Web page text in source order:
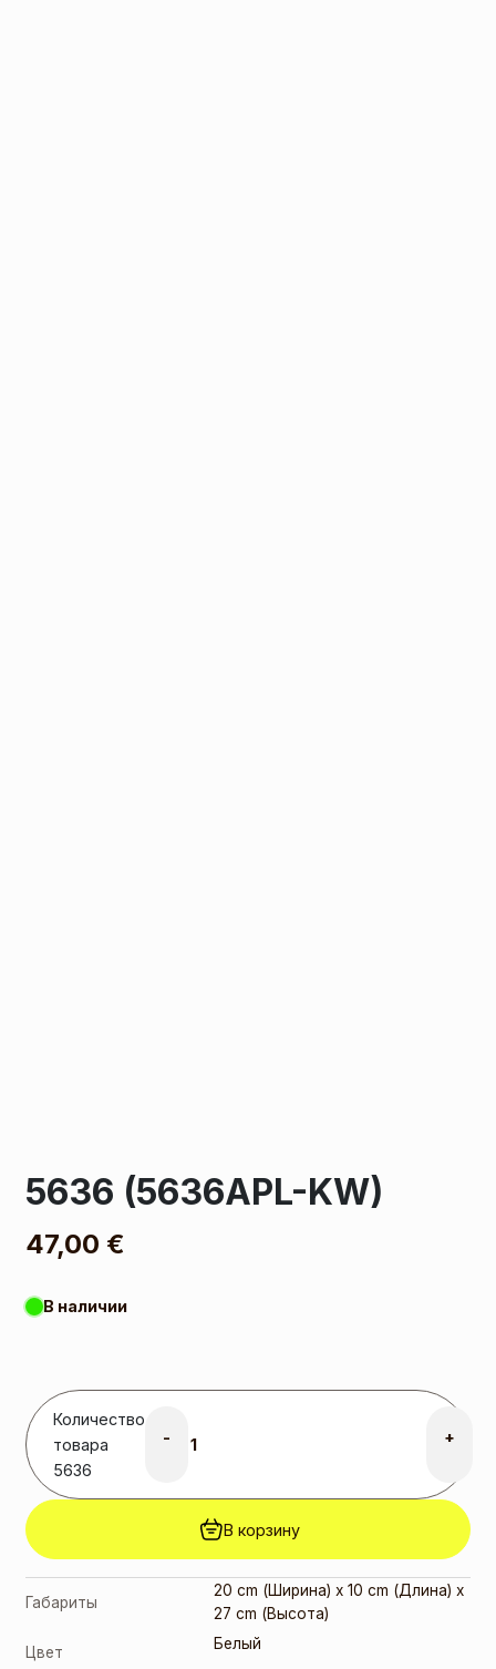
5636 (5636APL-KW)
47,00 €
В наличии
Количество
товара
5636
- +
В корзину
Габариты
20 cm (Ширина) x 10 cm (Длина) x
27 cm (Высота)
Цвет Белый